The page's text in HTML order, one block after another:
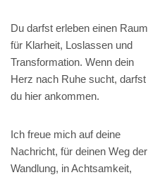
Du darfst erleben einen Raum
für Klarheit, Loslassen und
Transformation. Wenn dein
Herz nach Ruhe sucht, darfst
du hier ankommen.
Ich freue mich auf deine
Nachricht, für deinen Weg der
Wandlung, in Achtsamkeit,